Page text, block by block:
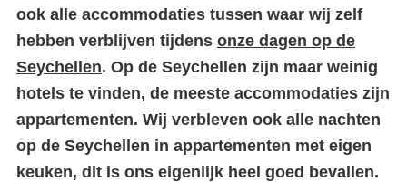
ook alle accommodaties tussen waar wij zelf
hebben verblijven tijdens onze dagen op de
Seychellen. Op de Seychellen zijn maar weinig
hotels te vinden, de meeste accommodaties zijn
appartementen. Wij verbleven ook alle nachten
op de Seychellen in appartementen met eigen
keuken, dit is ons eigenlijk heel goed bevallen.